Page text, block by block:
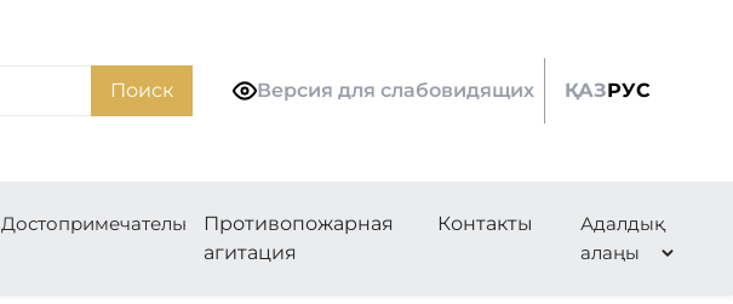
Поиск Версия для слабовидящих ҚАЗРУС
ДостопримечательностиПротивопожарная
агитация
Контакты
Адалдық
алаңы